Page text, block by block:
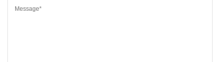
Message*